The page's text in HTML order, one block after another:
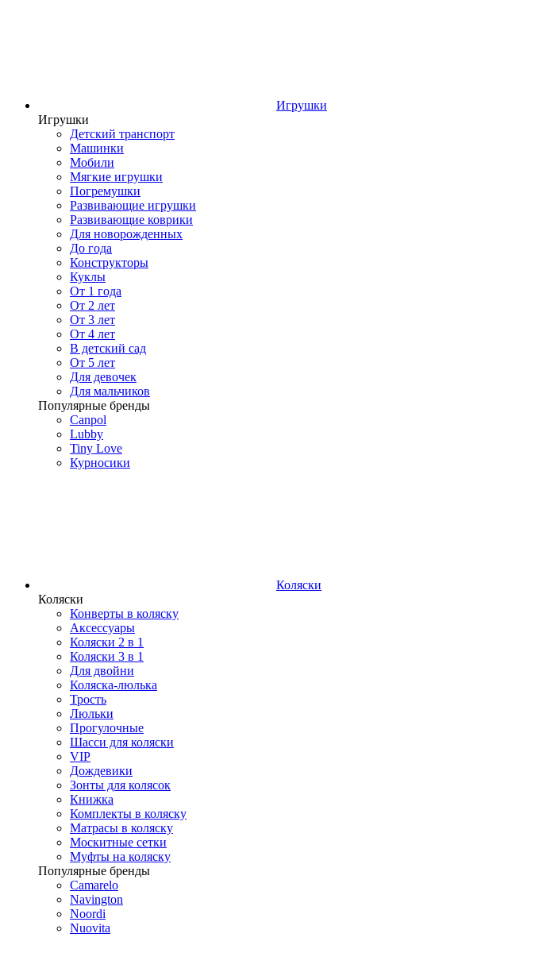
Игрушки
Игрушки
Детский транспорт
Машинки
Мобили
Мягкие игрушки
Погремушки
Развивающие игрушки
Развивающие коврики
Для новорожденных
До года
Конструкторы
Куклы
От 1 года
От 2 лет
От 3 лет
От 4 лет
В детский сад
От 5 лет
Для девочек
Для мальчиков
Популярные бренды
Canpol
Lubby
Tiny Love
Курносики
Коляски
Коляски
Конверты в коляску
Аксессуары
Коляски 2 в 1
Коляски 3 в 1
Для двойни
Коляска-люлька
Трость
Люльки
Прогулочные
Шасси для коляски
VIP
Дождевики
Зонты для колясок
Книжка
Комплекты в коляску
Матрасы в коляску
Москитные сетки
Муфты на коляску
Популярные бренды
Camarelo
Navington
Noordi
Nuovita